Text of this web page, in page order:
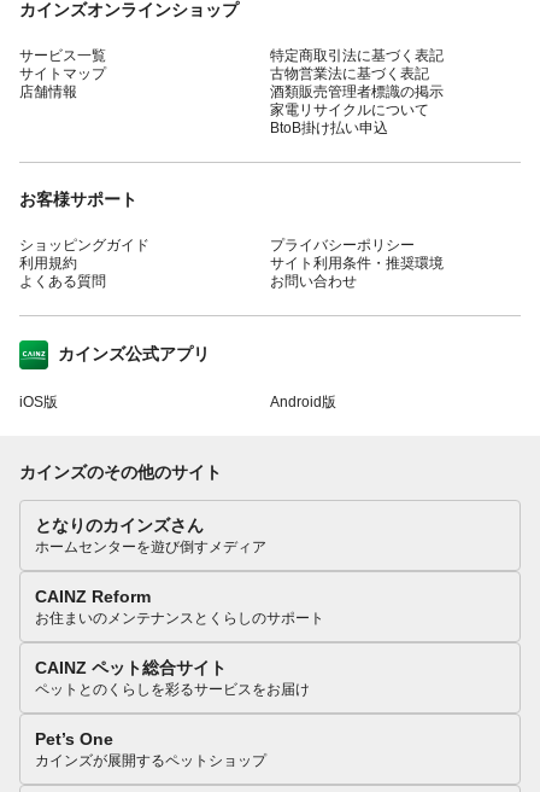
カインズオンラインショップ
サービス一覧
サイトマップ
店舗情報
特定商取引法に基づく表記
古物営業法に基づく表記
酒類販売管理者標識の掲示
家電リサイクルについて
BtoB掛け払い申込
お客様サポート
ショッピングガイド
利用規約
よくある質問
プライバシーポリシー
サイト利用条件・推奨環境
お問い合わせ
カインズ公式アプリ
iOS版 Android版
カインズのその他のサイト
となりのカインズさん
ホームセンターを遊び倒すメディア
CAINZ Reform
お住まいのメンテナンスとくらしのサポート
CAINZ ペット総合サイト
ペットとのくらしを彩るサービスをお届け
Pet’s One
カインズが展開するペットショップ